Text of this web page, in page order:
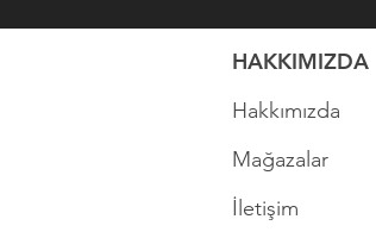
HAKKIMIZDA
Hakkımızda
Mağazalar
İletişim